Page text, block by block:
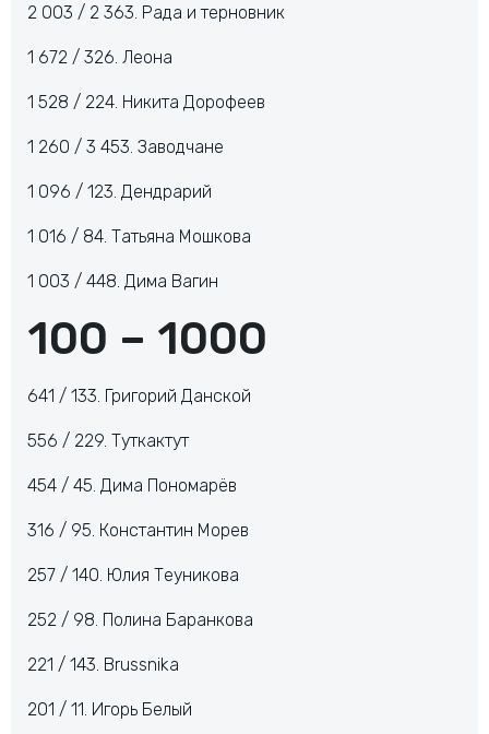
2 003 / 2 363. Рада и терновник
1 672 / 326. Леона
1 528 / 224. Никита Дорофеев
1 260 / 3 453. Заводчане
1 096 / 123. Дендрарий
1 016 / 84. Татьяна Мошкова
1 003 / 448. Дима Вагин
100 – 1000
641 / 133. Григорий Данской
556 / 229. Туткактут
454 / 45. Дима Пономарёв
316 / 95. Константин Морев
257 / 140. Юлия Теуникова
252 / 98. Полина Баранкова
221 / 143. Brussnika
201 / 11. Игорь Белый